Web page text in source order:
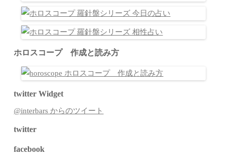
ホロスコープ 作成と読み方
twitter Widget
@interbars からのツイート
twitter
facebook